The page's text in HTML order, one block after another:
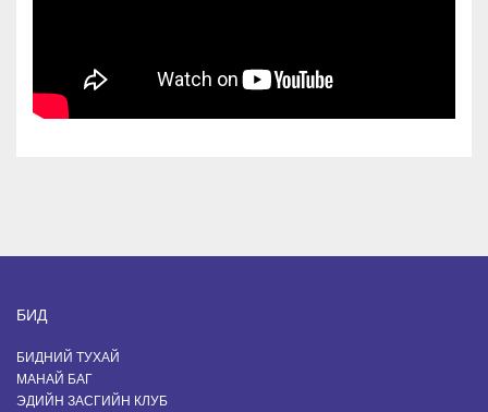
БИД
БИДНИЙ ТУХАЙ
МАНАЙ БАГ
ЭДИЙН ЗАСГИЙН КЛУБ